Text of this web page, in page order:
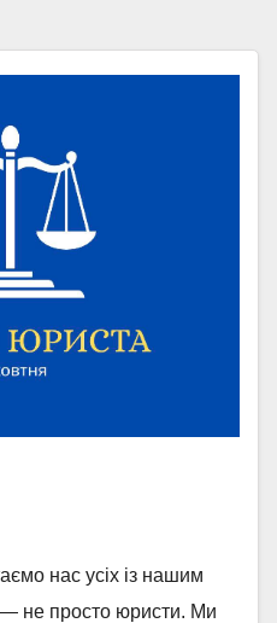
нас усіх із нашим
не просто юристи. Ми